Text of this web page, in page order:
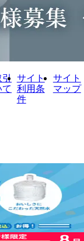
サイト
利用条
件
サイト
マップ